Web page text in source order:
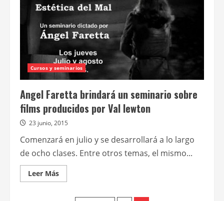
Clase
B
Cursos y seminarios
Angel Faretta brindará un seminario sobre
films producidos por Val lewton
23 junio, 2015
Comenzará en julio y se desarrollará a lo largo
de ocho clases. Entre otros temas, el mismo...
Leer MásLeer
más